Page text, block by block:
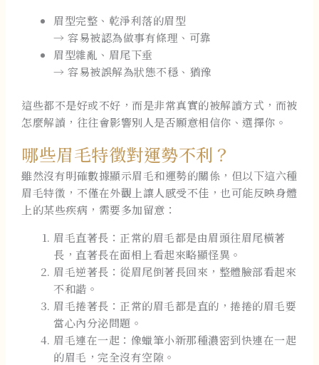
眉型完整、乾淨利落的眉型
→ 容易被認為做事有條理、可靠
眉型雜亂、眉尾下垂
→ 容易被誤解為狀態不穩、猶豫
這些都不是好或不好，而是非常真實的被解讀方式，而被
怎麼解讀，往往會影響別人是否願意相信你、選擇你。
哪些眉毛特徵對運勢不利？
雖然沒有明確數據顯示眉毛和運勢的關係，但以下這六種
眉毛特徵，不僅在外觀上讓人感受不佳，也可能反映身體
上的某些疾病，需要多加留意：
眉毛直著長：正常的眉毛都是由眉頭往眉尾橫著
長，直著長在面相上看起來略顯怪異。
眉毛逆著長：從眉尾倒著長回來，整體臉部看起來
不和諧。
眉毛捲著長：正常的眉毛都是直的，捲捲的眉毛要
當心內分泌問題。
眉毛連在一起：像蠟筆小新那種濃密到快連在一起
的眉毛，完全沒有空隙。